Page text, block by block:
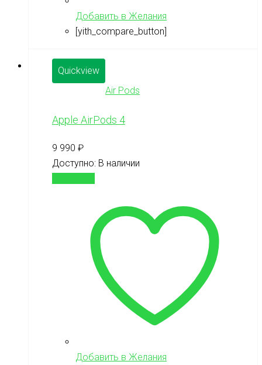
Добавить в Желания
[yith_compare_button]
Quickview
Air Pods
Apple AirPods 4
9 990 ₽
Доступно: В наличии
Добавить в Желания